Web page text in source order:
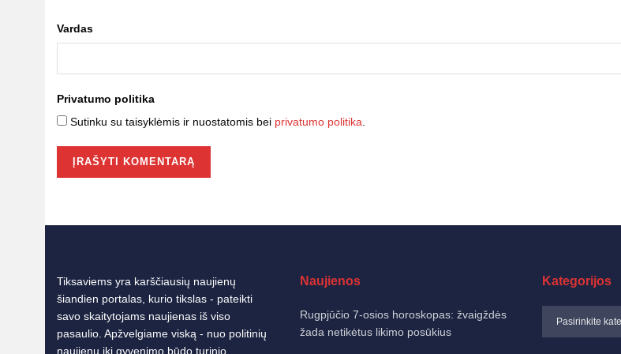
Vardas
Privatumo politika
Sutinku su taisyklėmis ir nuostatomis bei privatumo politika
Tiksaviems yra karščiausių naujienų
šiandien portalas, kurio tikslas - pateikti
savo skaitytojams naujienas iš viso
pasaulio. Apžvelgiame viską - nuo politinių
naujienų iki gyvenimo būdo turinio.
Naujienos
Rugpjūčio 7-osios horoskopas: žvaigždės
žada netikėtus likimo posūkius
Kategorijos